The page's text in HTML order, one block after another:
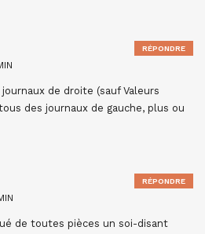
de droite (sauf Valeurs
des journaux de gauche, plus ou
RÉPONDRE
de toutes pièces un soi-disant
RÉPONDRE